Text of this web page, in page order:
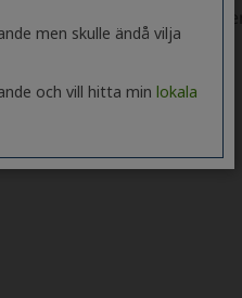
men skulle ändå vilja
och vill hitta min lokala